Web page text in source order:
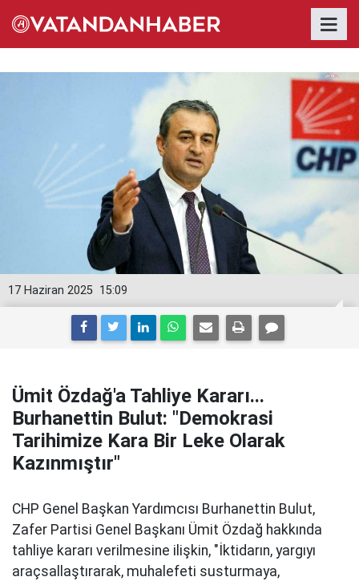
15:09
17 Haziran 2025
Ümit Özdağ'a Tahliye Kararı...
Burhanettin Bulut: "Demokrasi
Tarihimize Kara Bir Leke Olarak
Kazınmıştır"
CHP Genel Başkan Yardımcısı Burhanettin Bulut,
Zafer Partisi Genel Başkanı Ümit Özdağ hakkında
tahliye kararı verilmesine ilişkin, "İktidarın, yargıyı
araçsallaştırarak, muhalefeti susturmaya,